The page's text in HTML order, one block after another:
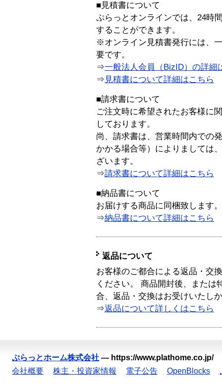
■見積書について
ぷらっとオンラインでは、24時
することができます。
※オンライン見積書発行には、
要です。
⇒一般法人会員（BizID）の詳細
⇒ 見積書について詳細はこちら
■請求書について
ご注文時に希望されたお客様に
しております。
尚、請求書は、営業時間内での
かかる場合等）によりましては
ざいます。
⇒請求書について詳細はこちら
■納品書について
お届けする商品に同梱致します。
⇒納品書について詳細はこちら
返品について
お客様のご都合による返品・交
ください。 商品開封後、または
合、返品・交換はお受けいたし
⇒返品について詳しくはこちら
ぷらっとホーム株式会社 — https://www.plathome.co.jp/
会社概要
株主・投資家情報 電子公告 OpenBlocks